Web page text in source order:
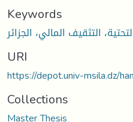
Keywords
التثقيف المالي، الجزائر
URI
https://depot.univ-msila.dz/
Collections
Master Thesis